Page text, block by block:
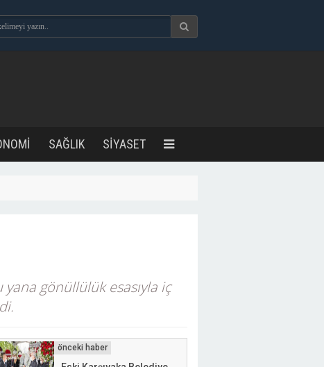
SAĞLIK SİYASET
gönüllülük esasıyla iç